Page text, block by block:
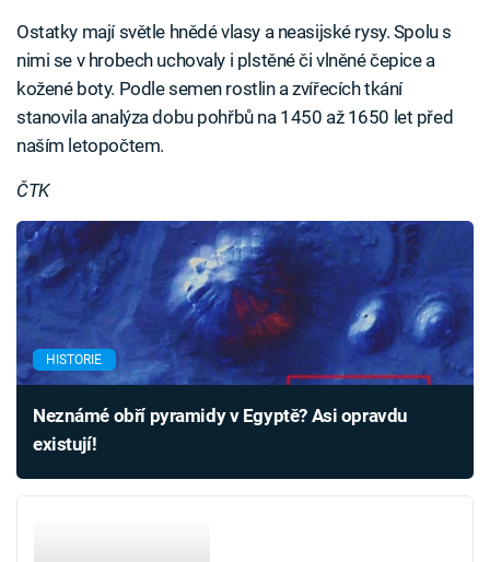
Ostatky mají světle hnědé vlasy a neasijské rysy. Spolu s
nimi se v hrobech uchovaly i plstěné či vlněné čepice a
kožené boty. Podle semen rostlin a zvířecích tkání
stanovila analýza dobu pohřbů na 1450 až 1650 let před
naším letopočtem.
ČTK
HISTORIE
Neznámé obří pyramidy v Egyptě? Asi opravdu
existují!